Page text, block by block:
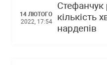
14 ЛЮТОГО
2022, 17:54
Стефанчук
кількість
нардепів